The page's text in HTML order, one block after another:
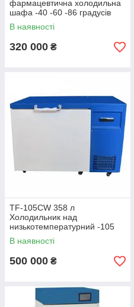
фармацевтична холодильна
шафа -40 -60 -86 градусів
В наявності
320 000 ₴
TF-105CW 358 л
Холодильник над
низькотемпературний -105
градусів
В наявності
500 000 ₴